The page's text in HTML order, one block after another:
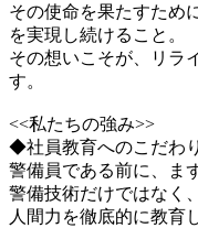
その使命を果たすため
を実現し続けること。
その想いこそが、リラ
す。
<<私たちの強み>>
◆社員教育へのこだわ
警備員である前に、ま
警備技術だけではなく
人間力を徹底的に教育